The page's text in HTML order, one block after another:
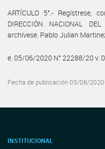
ARTÍCULO 5°.- Regístrese,
DIRECCIÓN NACIONAL
archívese. Pablo Julian
e. 05/06/2020 N° 22288/20 v.
Fecha de publicación 05/06/2020
INSTITUCIONAL